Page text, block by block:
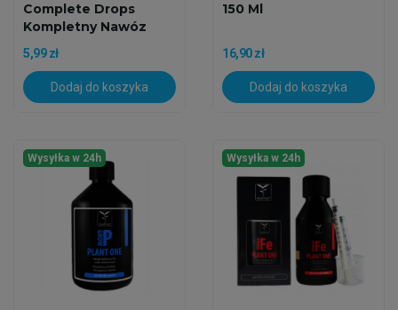
Complete Drops
Kompletny Nawóz
5,99 zł
Dodaj do koszyka
150 Ml
16,90 zł
Dodaj do koszyka
Wysyłka w 24h Wysyłka w 24h